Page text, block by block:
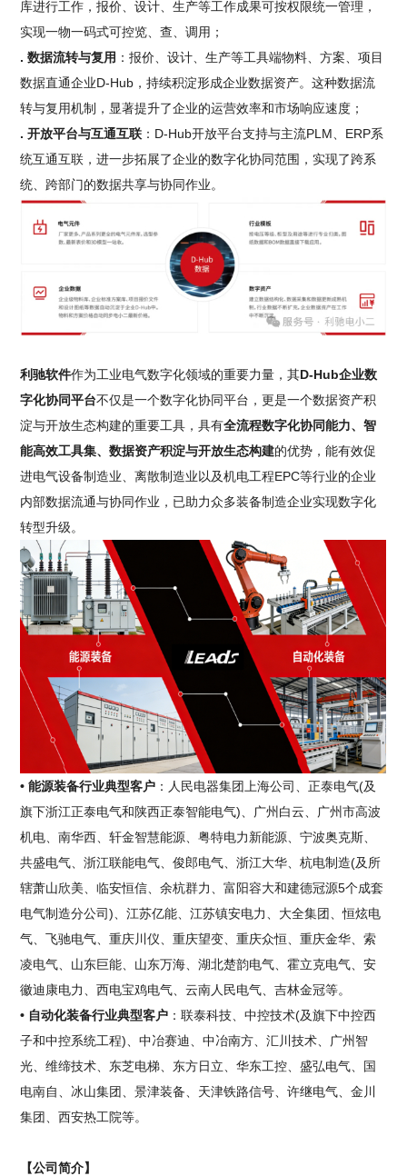
库进行工作，报价、设计、生产等工作成果可按权限统一管理，
实现一物一码式可控览、查、调用；
. 数据流转与复用 ：报价、设计、生产等工具端物料、方案、项目
数据直通企业D-Hub，持续积淀形成企业数据资产。这种数据流
转与复用机制，显著提升了企业的运营效率和市场响应速度；
. 开放平台与互通互联 ：D-Hub开放平台支持与主流PLM、ERP系
统互通互联，进一步拓展了企业的数字化协同范围，实现了跨系
统、跨部门的数据共享与协同作业。
利驰软件作为工业电气数字化领域的重要力量，其D-Hub企业数
字化协同平台不仅是一个数字化协同平台，更是一个数据资产积
淀与开放生态构建的重要工具，具有全流程数字化协同能力、智
能高效工具集、数据资产积淀与开放生态构建的优势，能有效促
进电气设备制造业、离散制造业以及机电工程EPC等行业的企业
内部数据流通与协同作业，已助力众多装备制造企业实现数字化
转型升级。
• 能源装备行业典型客户 ：人民电器集团上海公司、正泰电气(及
旗下浙江正泰电气和陕西正泰智能电气)、广州白云、广州市高波
机电、南华西、轩金智慧能源、粤特电力新能源、宁波奥克斯、
共盛电气、浙江联能电气、俊郎电气、浙江大华、杭电制造(及所
辖萧山欣美、临安恒信、余杭群力、富阳容大和建德冠源5个成套
电气制造分公司)、江苏亿能、江苏镇安电力、大全集团、恒炫电
气、飞驰电气、重庆川仪、重庆望变、重庆众恒、重庆金华、索
凌电气、山东巨能、山东万海、湖北楚韵电气、霍立克电气、安
徽迪康电力、西电宝鸡电气、云南人民电气、吉林金冠等。
• 自动化装备行业典型客户 ：联泰科技、中控技术(及旗下中控西
子和中控系统工程)、中冶赛迪、中冶南方、汇川技术、广州智
光、维缔技术、东芝电梯、东方日立、华东工控、盛弘电气、国
电南自、冰山集团、景津装备、天津铁路信号、许继电气、金川
集团、西安热工院等。
【公司简介】